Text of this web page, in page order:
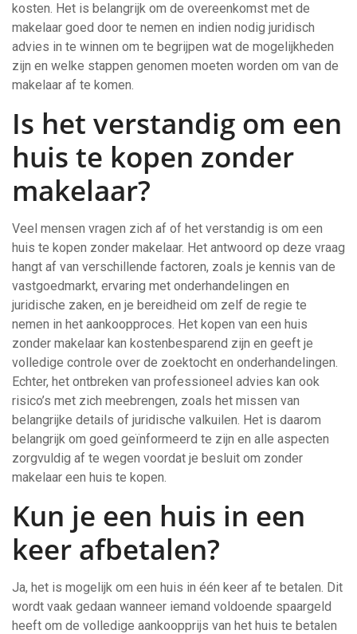
kosten. Het is belangrijk om de overeenkomst met de
makelaar goed door te nemen en indien nodig juridisch
advies in te winnen om te begrijpen wat de mogelijkheden
zijn en welke stappen genomen moeten worden om van de
makelaar af te komen.
Is het verstandig om een
huis te kopen zonder
makelaar?
Veel mensen vragen zich af of het verstandig is om een
huis te kopen zonder makelaar. Het antwoord op deze vraag
hangt af van verschillende factoren, zoals je kennis van de
vastgoedmarkt, ervaring met onderhandelingen en
juridische zaken, en je bereidheid om zelf de regie te
nemen in het aankoopproces. Het kopen van een huis
zonder makelaar kan kostenbesparend zijn en geeft je
volledige controle over de zoektocht en onderhandelingen.
Echter, het ontbreken van professioneel advies kan ook
risico’s met zich meebrengen, zoals het missen van
belangrijke details of juridische valkuilen. Het is daarom
belangrijk om goed geïnformeerd te zijn en alle aspecten
zorgvuldig af te wegen voordat je besluit om zonder
makelaar een huis te kopen.
Kun je een huis in een
keer afbetalen?
Ja, het is mogelijk om een huis in één keer af te betalen. Dit
wordt vaak gedaan wanneer iemand voldoende spaargeld
heeft om de volledige aankoopprijs van het huis te betalen